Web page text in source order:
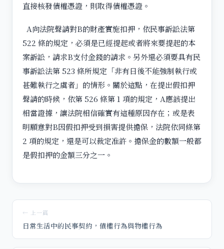
直接核發債權憑證，則取得債權憑證。
A向法院聲請對B的財產實施扣押，依民事訴訟法第
522 條的規定，必須是已經提起或者將來要提起的本
案訴訟，請求B支付金錢的請求。另外還必須要具有民
事訴訟法第 523 條所規定「非有日後不能強制執行或
甚難執行之虞者」的情形。關於這點，在提出假扣押
聲請的時候，依第 526 條第 1 項的規定，A應該提出
相當證據，讓法院相信確實有這種原因存在；或是表
明願意對B因假扣押受到損害提供擔保，法院依同條第
2 項的規定，還是可以裁定准許。擔保金的數額一般都
是假扣押的金額三分之一。
← 上一篇
日常生活中的民事契約，債權行為與物權行為